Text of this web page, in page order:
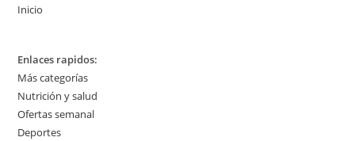
Inicio
Enlaces rapidos:
Más categorías
Nutrición y salud
Ofertas semanal
Deportes